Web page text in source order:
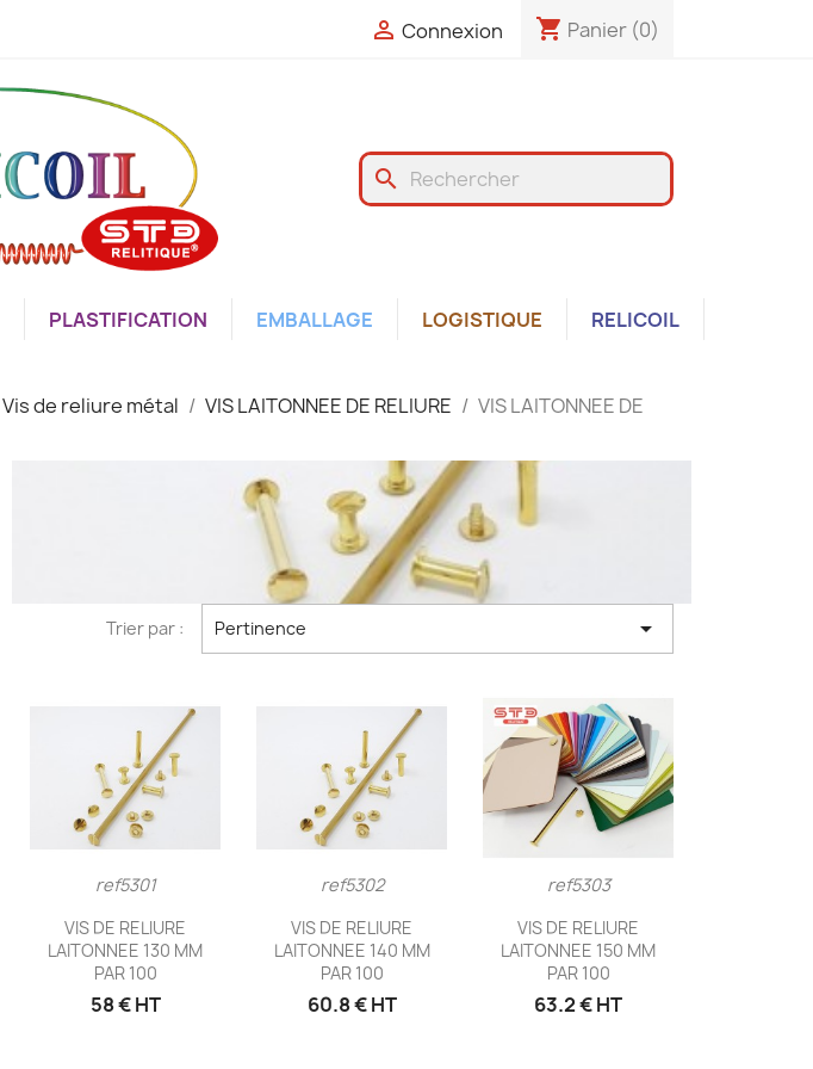
 Connexion shopping_cart Panier (0)
search
PLASTIFICATION EMBALLAGE LOGISTIQUE RELICOIL
Vis de reliure métal VIS LAITONNEE DE RELIURE
VIS LAITONNEE DE
Trier par : Pertinence 
Aperçu rapide
ref5301
VIS DE RELIURE
LAITONNEE 130 MM
PAR 100
58 € HT
Aperçu rapide
ref5302
VIS DE RELIURE
LAITONNEE 140 MM
PAR 100
60.8 € HT
Aperçu rapide
ref5303
VIS DE RELIURE
LAITONNEE 150 MM
PAR 100
63.2 € HT